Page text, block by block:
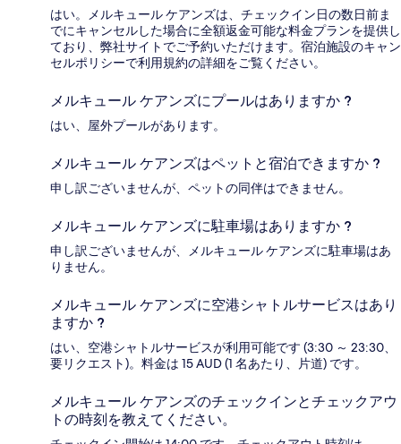
はい。メルキュール ケアンズは、チェックイン日の数日前ま
でにキャンセルした場合に全額返金可能な料金プランを提供し
ており、弊社サイトでご予約いただけます。宿泊施設のキャン
セルポリシーで利用規約の詳細をご覧ください。
メルキュール ケアンズにプールはありますか ?
はい、屋外プールがあります。
メルキュール ケアンズはペットと宿泊できますか ?
申し訳ございませんが、ペットの同伴はできません。
メルキュール ケアンズに駐車場はありますか ?
申し訳ございませんが、メルキュール ケアンズに駐車場はあ
りません。
メルキュール ケアンズに空港シャトルサービスはあり
ますか ?
はい、空港シャトルサービスが利用可能です (3:30 ～ 23:30、
要リクエスト)。料金は 15 AUD (1 名あたり、片道) です。
メルキュール ケアンズのチェックインとチェックアウ
トの時刻を教えてください。